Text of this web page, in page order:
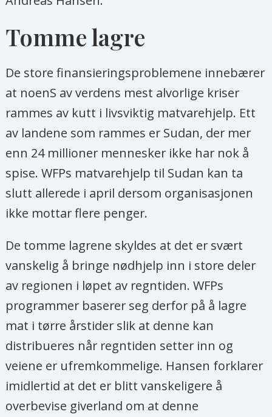
Tomme lagre
De store finansieringsproblemene innebærer
at noenS av verdens mest alvorlige kriser
rammes av kutt i livsviktig matvarehjelp. Ett
av landene som rammes er Sudan, der mer
enn 24 millioner mennesker ikke har nok å
spise. WFPs matvarehjelp til Sudan kan ta
slutt allerede i april dersom organisasjonen
ikke mottar flere penger.
De tomme lagrene skyldes at det er svært
vanskelig å bringe nødhjelp inn i store deler
av regionen i løpet av regntiden. WFPs
programmer baserer seg derfor på å lagre
mat i tørre årstider slik at denne kan
distribueres når regntiden setter inn og
veiene er ufremkommelige. Hansen forklarer
imidlertid at det er blitt vanskeligere å
overbevise giverland om at denne